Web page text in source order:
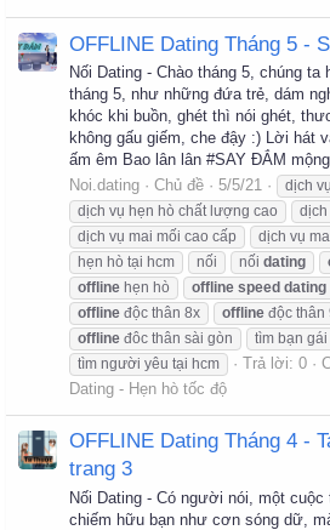
OFFLINE Dating Tháng 5 -
Nối Dating - Chào tháng 5, chúng
tháng 5, như những đứa trẻ, dám
khóc khi buồn, ghét thì nói ghét,
không gấu giếm, che đậy :) Lời hát
ấm êm Bao lân lân #SAY ĐẮM mộng
Noi.dating
Chủ đề 5/5/21
dịch
dịch vụ hẹn hò chất lượng cao
dịch
dịch vụ mai mối cao cấp
dịch vụ
hẹn hò tại hcm
nối nối dating
offline hẹn hò offline speed dating
offline độc thân 8x offline độc thân
offline đôc thân sài gòn tìm bạn gái
tìm người yêu tại hcm
Trả lời: 0
Dating - Hẹn hò tốc độ
OFFLINE Dating Tháng 4 -
trang 3
Nối Dating - Có người nói, một cuộc
chiếm hữu bạn như cơn sóng dữ,